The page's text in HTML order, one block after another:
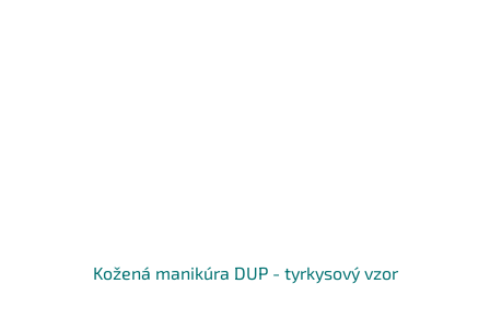
Kožená manikúra DUP - tyrkysový vzor